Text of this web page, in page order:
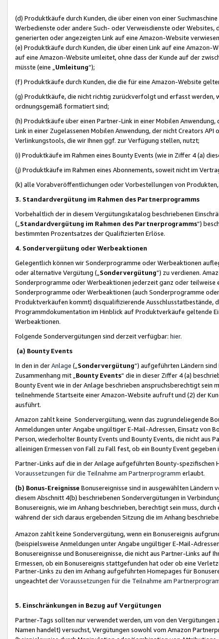
(d) Produktkäufe durch Kunden, die über einen von einer
Werbedienste oder andere Such- oder Verweisdienste oder Websites,
generierten oder angezeigten Link auf eine Amazon-Website
(e) Produktkäufe durch Kunden, die über einen Link auf eine
auf eine Amazon-Website umleitet, ohne dass der Kunde auf der
müsste (eine „ Umleitung“);
(f) Produktkäufe durch Kunden, die die für eine Amazon-Website
(g) Produktkäufe, die nicht richtig zurückverfolgt und erfasst werden,
ordnungsgemäß formatiert sind;
(h) Produktkäufe über einen Partner-Link in einer Mobilen
Link in einer Zugelassenen Mobilen Anwendung, der nicht Creators
Verlinkungstools, die wir Ihnen ggf. zur Verfügung stellen, nutzt;
(i) Produktkäufe im Rahmen eines Bounty Events (wie in Ziffer 4 (a)
(j) Produktkäufe im Rahmen eines Abonnements, soweit nicht im
(k) alle Vorabveröffentlichungen oder Vorbestellungen von
3. Standardvergütung im Rahmen des Partnerprogramms
Vorbehaltlich der in diesem Vergütungskatalog beschriebenen
(„ Standardvergütung im Rahmen des Partnerprogramms“)
bestimmten Prozentsatzes der Qualifizierten Erlöse.
4. Sondervergütung oder Werbeaktionen
Gelegentlich können wir Sonderprogramme oder Werbeaktionen
oder alternative Vergütung („ Sondervergütung”) zu verdienen.
Sonderprogramme oder Werbeaktionen jederzeit ganz oder
Sonderprogramme oder Werbeaktionen (auch Sonderprogramme
Produktverkäufen kommt) disqualifizierende Ausschlusstatbestände,
Programmdokumentation im Hinblick auf Produktverkäufe geltende
Werbeaktionen.
Folgende Sondervergütungen sind derzeit verfügbar: hier.
(a) Bounty Events
In den in derAnlage („ Sondervergütung“) aufgeführten Ländern
Zusammenhang mit „ Bounty Events“ die in dieser Ziffer 4 (a)
Bounty Event wie in der Anlage beschrieben anspruchsberechtigt sein
teilnehmende Startseite einer Amazon-Website aufruft und (2) der
ausführt.
Amazon zahlt keine Sondervergütung, wenn das zugrundeliegende
Anmeldungen unter Angabe ungültiger E-Mail-Adressen, Einsatz von
Person, wiederholter Bounty Events und Bounty Events, die nicht
alleinigen Ermessen von Fall zu Fall fest, ob ein Bounty Event
Partner-Links auf die in der Anlage aufgeführten Bounty-spezifischen
Voraussetzungen für die Teilnahme am Partnerprogramm erlaubt.
(b) Bonus-Ereignisse Bonusereignisse sind in ausgewählten Ländern
diesem Abschnitt 4(b) beschriebenen Sondervergütungen in
Bonusereignis, wie im Anhang beschrieben, berechtigt sein muss,
während der sich daraus ergebenden Sitzung die im Anhang
Amazon zahlt keine Sondervergütung, wenn ein Bonusereignis
(beispielsweise Anmeldungen unter Angabe ungültiger E-Mail-
Bonusereignisse und Bonusereignisse, die nicht aus Partner-Links auf
Ermessen, ob ein Bonusereignis stattgefunden hat oder ob eine
Partner-Links zu den im Anhang aufgeführten Homepages für
ungeachtet derVoraussetzungen für die Teilnahme am
5. Einschränkungen in Bezug auf Vergütungen
Partner-Tags sollten nur verwendet werden, um von den
Namen handelt) versuchst, Vergütungen sowohl vom Amazon